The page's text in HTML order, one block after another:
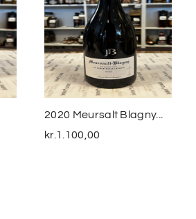
2020 Meursalt Blagny...
kr.1.100,00